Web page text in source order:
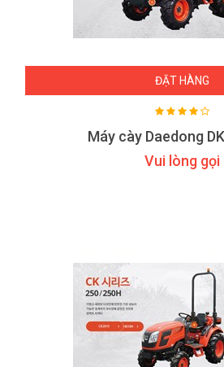
ĐẶT HÀNG
Máy cày Daedong
Vui lòng gọi